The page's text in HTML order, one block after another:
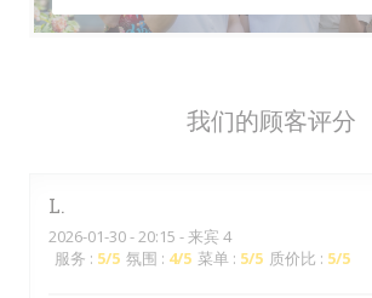
我们的顾客评分
L
2026-01-30- 20:15 - 来宾 4
服务 : 5/5 氛围 : 4/5 菜单 : 5/5 质价比 : 5/5